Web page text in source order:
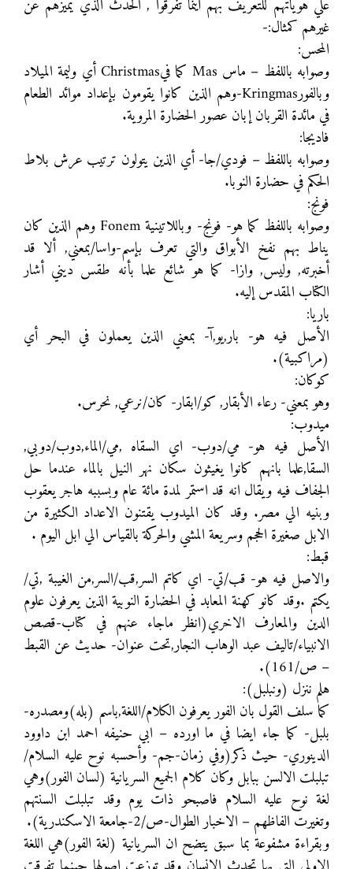
علي هوياتهم للتعريف بهم أينما تفرقوا , الحدث الذي يميزهم عن
غيرهم كمثال:-
المحس:
وصوابه باللفظ – ماس Mas كما فيChristmas أي وليمة الميلاد
وبالفورKringmas-وهم الذين كانوا يقومون بإعداد موائد الطعام
في مائدة القربان إبان عصور الحضارة المروية.
فاديجا:
وصوابه باللفظ – فودي/جا- أي الذين يتولون ترتيب عرش بلاط
الحكم في حضارة النوبا.
فونج:
وصوابه باللفظ كما هو- فونج- وباللاتينية Fonem وهم الذين كان
يناط بهم نفخ الأبواق والتي تعرف بإسم-واسا/بمعني, ألا قد
أخبرته, وليس, وازا- كما هو شائع علما بأنه طقس ديني أشار
الكتاب المقدس إليه.
باريا:
الأصل فيه هو- بار,يو,آ- بمعني الذين يعملون في البحر أي
(مراكبية).
كوكان:
وهو بمعني- رعاء الأبقار, كو/ابقار- كان/نرعي, نحرس.
ميدوب:
الأصل فيه هو- مي/دوب- اي السقاه ,مي/الماء,دوب/دوبي,
السقا,علما بانهم كانوا يغيثون سكان نهر النيل بالماء عندما حل
الجفاف فيه ويقال انه قد استمر لمدة مائة عام وبسببه هاجر يعقوب
وبنيه الي مصر. وقد كان الميدوب يقتنون الاعداد الكثيرة من
الابل صغيرة الحجم وسريعة المشي والحركة بالقياس الي ابل اليوم .
قبط:
والاصل فيه هو- قب/تي- اي كاتم السر,قب/السر,من الغيبة ,تي/
يكتم .وقد كانو كهنة المعابد في الحضارة النوبية الذين يعرفون علوم
الدين والمعارف الاخري(انظر ماجاء عنهم في كتاب-قصص
الانبياء/تاليف عبد الوهاب النجار,تحت عنوان- حديث عن القبط
– ص/161).
هلم ننزل (ونبلبل):
كما سلف القول بان الفور يعرفون الكلام/اللغة,باسم (بله)ومصدره-
بلبل- كما جاء ايضا في ما اورده – ابي حنيفه احمد ابن داوود
الدينوري- حيث ذكر(وفي زمان-جم- وأحسبه نوح عليه السلام/
تبلبلت الالسن ببابل وكان كلام الجميع السريانية (لسان الفور)وهي
لغة نوح عليه السلام فاصبحو ذات يوم وقد تبلبلت السنتهم
وتغيرت الفاظهم – الاخبار الطوال-ص/2-جامعة الاسكندرية).
وبقراءة مشفوعة بما سبق يتضح ان السريانية (لغة الفور)هي اللغة